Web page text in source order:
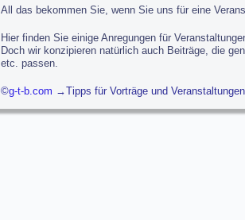
All das bekommen Sie, wenn Sie uns für eine
Hier finden Sie einige Anregungen für
Doch wir konzipieren natürlich auch Beiträge, die
etc. passen.
g-t-b.com Tipps für Vorträge und Veranstaltungen